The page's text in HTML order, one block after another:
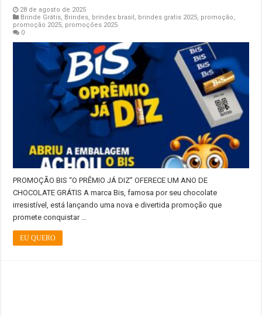
28 de agosto de 2025
Brinde Grátis, Brindes, brindes brasil, brindes gratis 2025, promoção,
promoção 2025, promoções 2025
0
PROMOÇÃO BIS “O PRÊMIO JÁ DIZ” OFERECE UM ANO DE
CHOCOLATE GRÁTIS A marca Bis, famosa por seu chocolate
irresistível, está lançando uma nova e divertida promoção que
promete conquistar …
EU QUERO